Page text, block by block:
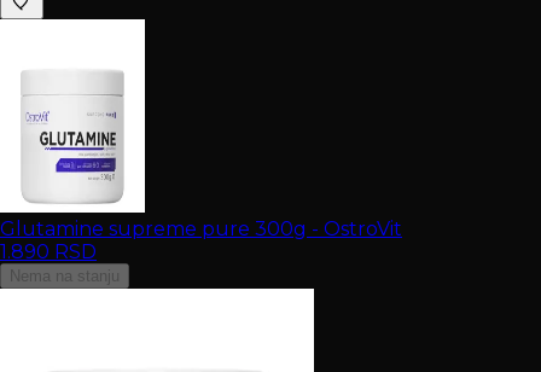
Glutamine supreme pure 300g - OstroVit
1.890 RSD
Nema na stanju